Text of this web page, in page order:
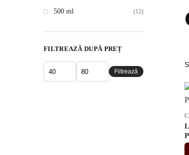
500 ml (12)
FILTREAZĂ DUPĂ PREȚ
Filtrează